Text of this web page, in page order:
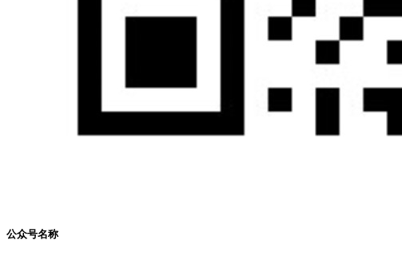
公众号名称